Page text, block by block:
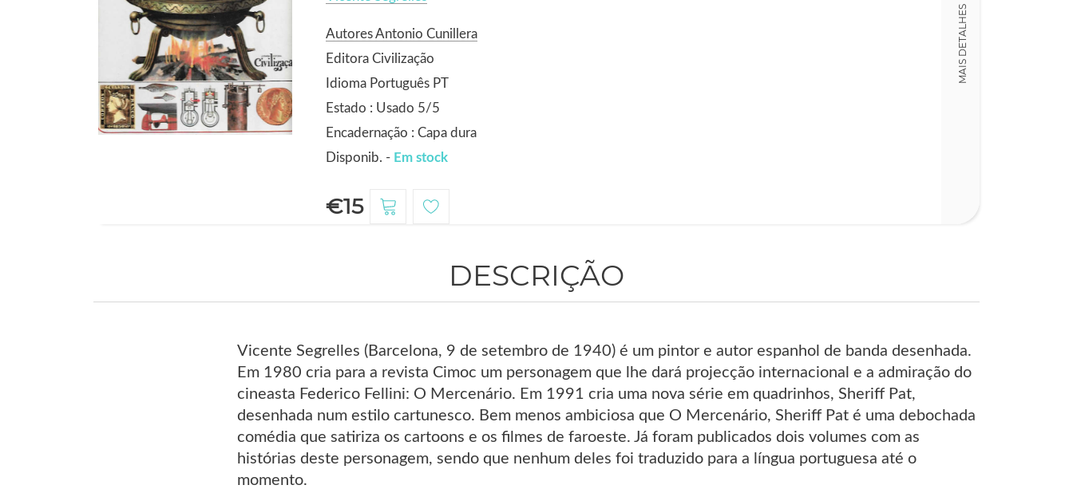
Autores Antonio Cunillera
Editora Civilização
Idioma Português PT
Estado : Usado 5/5
Encadernação : Capa dura
Disponib. - Em stock
€15
MAIS DETALHES
DESCRIÇÃO
Vicente Segrelles (Barcelona, 9 de setembro de 1940) é um pintor e autor espanhol de banda desenhada.
Em 1980 cria para a revista Cimoc um personagem que lhe dará projecção internacional e a admiração do
cineasta Federico Fellini: O Mercenário. Em 1991 cria uma nova série em quadrinhos, Sheriff Pat,
desenhada num estilo cartunesco. Bem menos ambiciosa que O Mercenário, Sheriff Pat é uma debochada
comédia que satiriza os cartoons e os filmes de faroeste. Já foram publicados dois volumes com as
histórias deste personagem, sendo que nenhum deles foi traduzido para a língua portuguesa até o
momento.